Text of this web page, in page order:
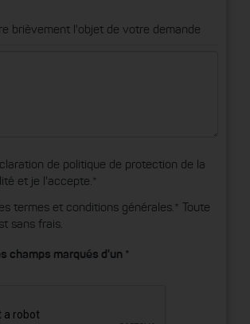
brièvement l'objet de votre demande
de politique de protection de la
et je l'accepte.*
termes et conditions générales.* Toute
sans frais.
champs marqués d'un *